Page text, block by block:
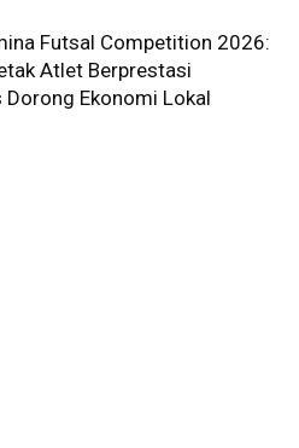
Futsal Competition 2026:
Atlet Berprestasi
Dorong Ekonomi Lokal